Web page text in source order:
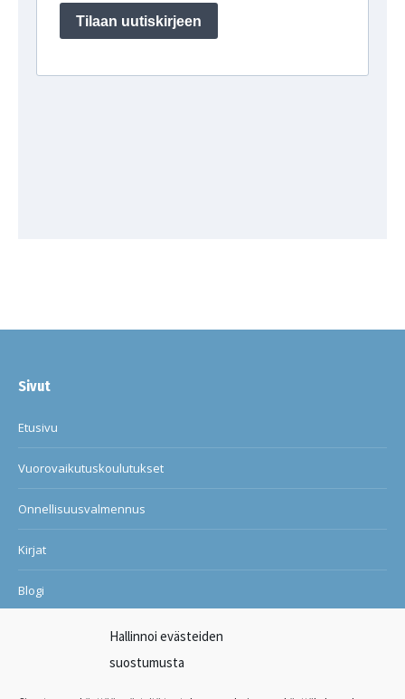
Hallinnoi evästeiden
suostumusta
Sivut
Etusivu
Vuorovaikutuskoulutukset
Onnellisuusvalmennus
Kirjat
Blogi
Ilon ja onnellisuuden kuntosali
Suosituksia asiakkailtani